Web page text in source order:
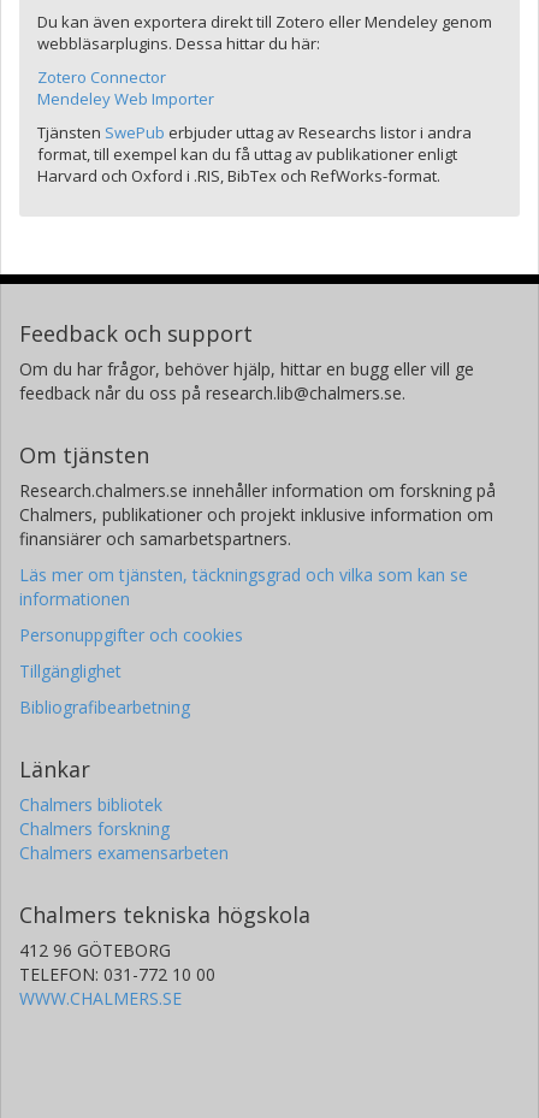
Du kan även exportera direkt till Zotero eller Mendeley genom
webbläsarplugins. Dessa hittar du här:
Zotero Connector
Mendeley Web Importer
Tjänsten SwePub erbjuder uttag av Researchs listor i andra
format, till exempel kan du få uttag av publikationer enligt
Harvard och Oxford i .RIS, BibTex och RefWorks-format.
Feedback och support
Om du har frågor, behöver hjälp, hittar en bugg eller vill ge
feedback når du oss på research.lib@chalmers.se.
Om tjänsten
Research.chalmers.se innehåller information om forskning på
Chalmers, publikationer och projekt inklusive information om
finansiärer och samarbetspartners.
Läs mer om tjänsten, täckningsgrad och vilka som kan se
informationen
Personuppgifter och cookies
Tillgänglighet
Bibliografibearbetning
Länkar
Chalmers bibliotek
Chalmers forskning
Chalmers examensarbeten
Chalmers tekniska högskola
412 96 GÖTEBORG
TELEFON: 031-772 10 00
WWW.CHALMERS.SE